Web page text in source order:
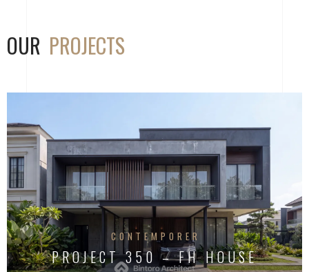
OUR PROJECTS
CONTEMPORER
PROJECT 350 – FH HOUSE